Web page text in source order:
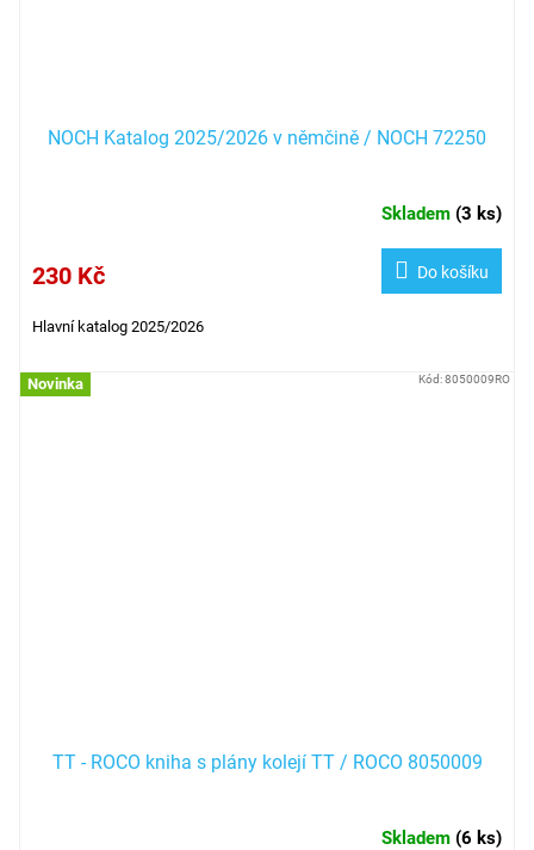
NOCH Katalog 2025/2026 v němčině / NOCH 72250
Skladem (3 ks)
230 Kč Do košíku
Hlavní katalog 2025/2026
Novinka
TT - ROCO kniha s plány kolejí TT / ROCO 8050009
Skladem (6 ks)
Kód:8050009RO